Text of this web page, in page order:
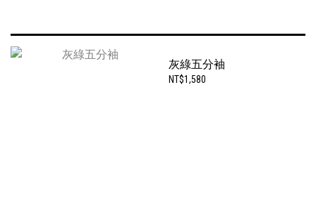
灰綠五分袖
NT$1,580